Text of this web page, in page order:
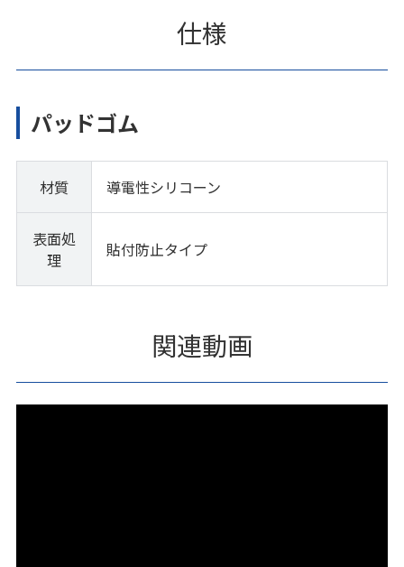
仕様
パッドゴム
材質 導電性シリコーン
表面処
理
貼付防止タイプ
関連動画